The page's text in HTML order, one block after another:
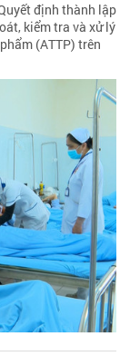
định thành lập
kiểm tra và xử lý
(ATTP) trên